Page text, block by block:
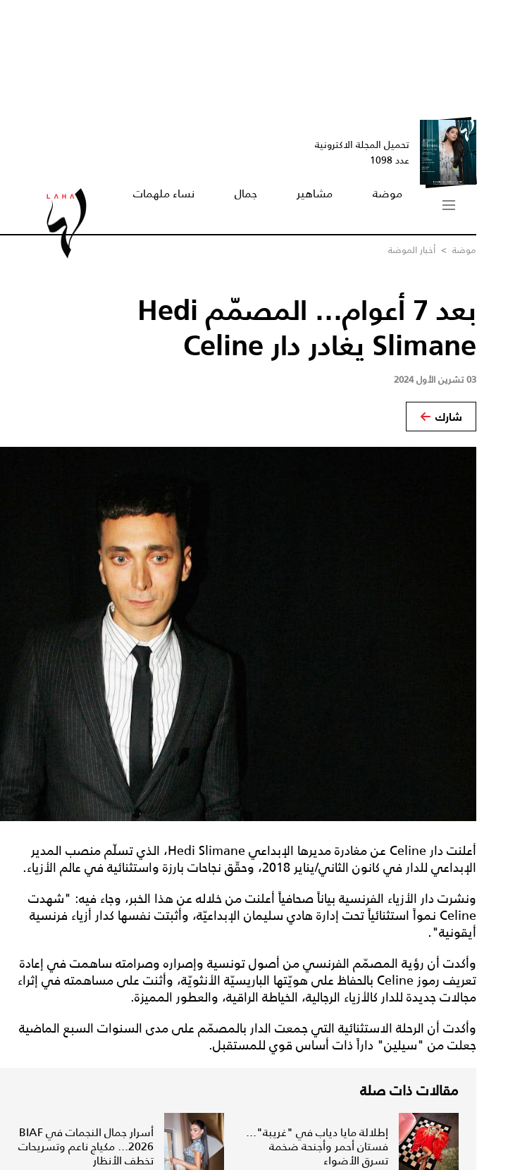
تحميل المجلة الاكترونية
عدد 1098
موضة مشاهير جمال نساء ملهمات
موضة > أخبار الموضة
بعد 7 أعوام... المصمّم Hedi
Slimane يغادر دار Celine
03 تشرين الأول 2024
شارك
أعلنت دار Celine عن مغادرة مديرها الإبداعي Hedi Slimane، الذي تسلّم منصب المدير
الإبداعي للدار في كانون الثاني/يناير 2018، وحقّق نجاحات بارزة واستثنائية في عالم الأزياء.
ونشرت دار الأزياء الفرنسية بياناً صحافياً أعلنت من خلاله عن هذا الخبر، وجاء فيه: "شهدت
Celine نمواً استثنائياً تحت إدارة هادي سليمان الإبداعيّة، وأثبتت نفسها كدار أزياء فرنسية
أيقونية".
وأكدت أن رؤية المصمّم الفرنسي من أصول تونسية وإصراره وصرامته ساهمت في إعادة
تعريف رموز Celine بالحفاظ على هويّتها الباريسيّة الأنثويّة، وأثنت على مساهمته في إثراء
مجالات جديدة للدار كالأزياء الرجالية، الخياطة الراقية، والعطور المميزة.
وأكدت أن الرحلة الاستثنائية التي جمعت الدار بالمصمّم على مدى السنوات السبع الماضية
جعلت من "سيلين" داراً ذات أساس قوي للمستقبل.
مقالات ذات صلة
إطلالة مايا دياب في "غريبة"...
فستان أحمر وأجنحة ضخمة
تسرق الأضواء
أسرار جمال النجمات في BIAF
2026... مكياج ناعم وتسريحات
تخطف الأنظار